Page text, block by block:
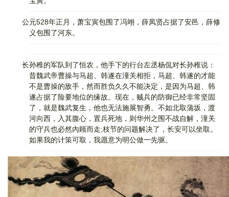
公元528年正月，萧宝寅包围了冯翊，薛凤贤占据了安邑，薛修
义包围了河东。
长孙稚的军队到了恒农，他手下的行台左丞杨侃对长孙稚说：
昔魏武帝曹操与马超、韩遂在潼关相拒，马超、韩遂的才能
不是曹操的敌手，然而胜负久久不能决定，是因为马超、韩
遂占据了险要地位的缘故。现在，贼兵的防御已经非常坚固
了，就是魏武复生，他也无法施展智勇。不如北取蒲坂，渡
河向西，入其腹心，置兵死地，则华州之围不战自解，潼关
的守兵也必然內顾而走;枝节的问题解决了，长安可以坐取。
如果我的计策可取，我愿意为明公做一先驱。